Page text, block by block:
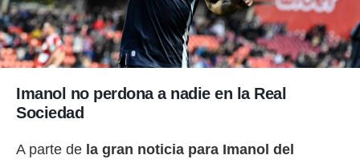
e
mediante
publicidad
publicidad
Imanol no perdona a nadie en la Real
Sociedad
A parte de la gran noticia para Imanol del